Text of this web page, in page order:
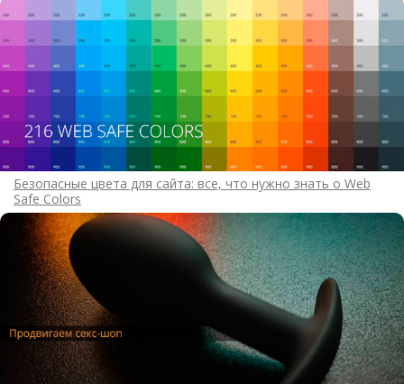
Безопасные цвета для сайта: все, что нужно знать о Web
Safe Colors